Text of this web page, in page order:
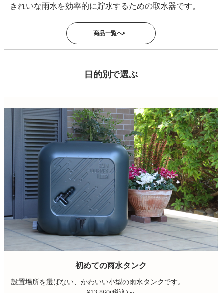
きれいな雨水を効率的に貯水するための取水器です。
商品一覧へ ▶
目的別で選ぶ
初めての雨水タンク
設置場所を選ばない、かわいい小型の雨水タンクです。